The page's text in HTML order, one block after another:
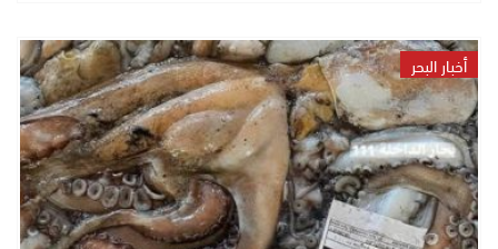
أخبار البحر